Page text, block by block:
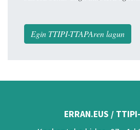
Egin TTIPI-TTAPAren lagun
ERRAN.EUS /